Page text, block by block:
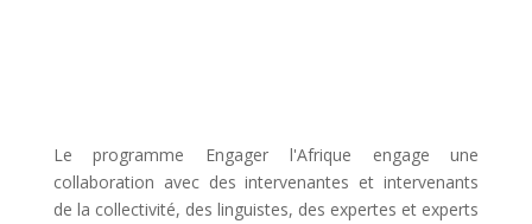
Le programme Engager l'Afrique engage une
collaboration avec des intervenantes et intervenants
de la collectivité, des linguistes, des expertes et experts